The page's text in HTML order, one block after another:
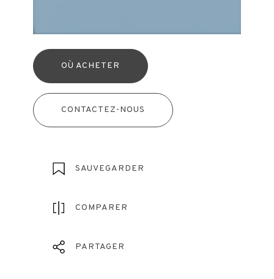
OÙ ACHETER
CONTACTEZ-NOUS
SAUVEGARDER
COMPARER
PARTAGER